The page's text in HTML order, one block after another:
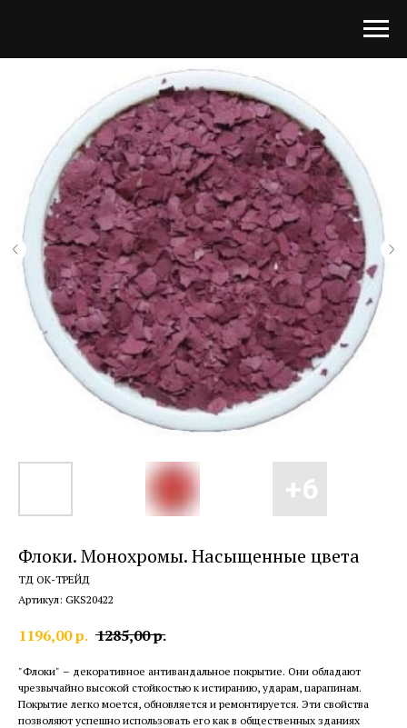
Флоки. Монохромы. Насыщенные цвета
ТД ОК-ТРЕЙД
Артикул: GKS20422
1196,00р. 1285,00р.
"Флоки" – декоративное антивандальное покрытие. Они обладают
чрезвычайно высокой стойкостью к истиранию, ударам, царапинам.
Покрытие легко моется, обновляется и ремонтируется. Эти свойства
позволяют успешно использовать его как в общественных зданиях